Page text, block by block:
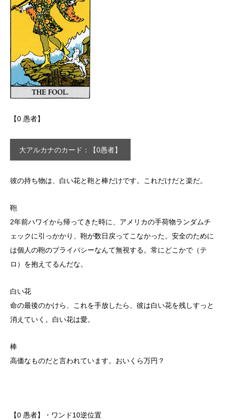
【0 愚者】
大アルカナのカード：【0愚者】
彼の持ち物は、白い花と鞄と棒だけです。これだけだと楽だ。
鞄
2年前ハワイから帰ってきた時に、アメリカの手荷物ランダムチ
ェックに引っかかり、鞄が数日戻ってこなかった。安全のために
は個人の鞄のプライバシーなんて無視する。常にどこかで（テ
ロ）を抱えてるんだな。
白い花
命の最後のかけら、これを手放したら、彼は白い花を残しすっと
消えていく。白い花は愛。
棒
高価なものだと言われています。おいくら万円？
【0 愚者】・ワンド10逆位置